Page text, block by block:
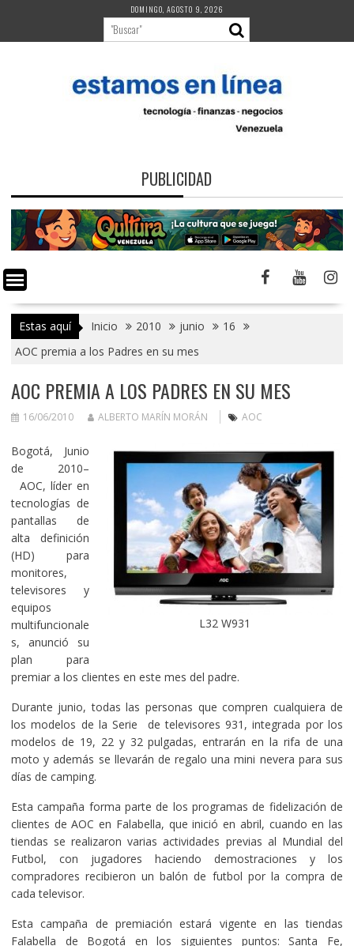
contenido
DOMINGO, AGOSTO 9, 2026
PUBLICIDAD
Estas aquí Inicio 2010 junio
16
AOC premia a los Padres en su mes
AOC PREMIA A LOS PADRES EN SU MES
16/06/2010 ALBERTO MARÍN MORÁN AOC
L32 W931
Bogotá, Junio
de 2010–
AOC, líder en
tecnologías de
pantallas de
alta definición
(HD) para
monitores,
televisores y
equipos
multifuncionale
s, anunció su
plan para
premiar a los clientes en este mes del padre.
Durante junio, todas las personas que compren cualquiera de
los modelos de la Serie de televisores 931, integrada por los
modelos de 19, 22 y 32 pulgadas, entrarán en la rifa de una
moto y además se llevarán de regalo una mini nevera para sus
días de camping.
Esta campaña forma parte de los programas de fidelización de
clientes de AOC en Falabella, que inició en abril, cuando en las
tiendas se realizaron varias actividades previas al Mundial del
Futbol, con jugadores haciendo demostraciones y los
compradores recibieron un balón de futbol por la compra de
cada televisor.
Esta campaña de premiación estará vigente en las tiendas
Falabella de Bogotá en los siguientes puntos: Santa Fe,